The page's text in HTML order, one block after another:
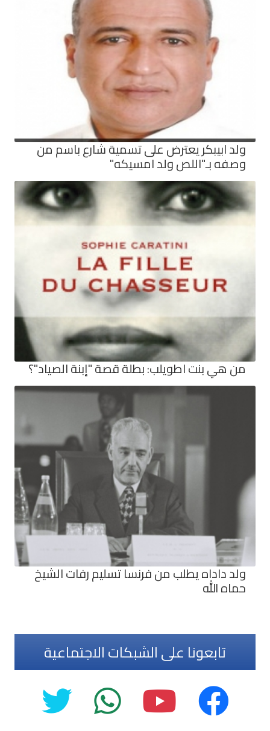
ولد ابيبكر يعترض على تسمية شارع باسم من
وصفه بـ"اللص ولد امسيكه"
من هي بنت اطويلب: بطلة قصة "إبنة الصياد"؟
ولد داداه يطلب من فرنسا تسليم رفات الشيخ
حماه الله
تابعونا على الشبكات الاجتماعية